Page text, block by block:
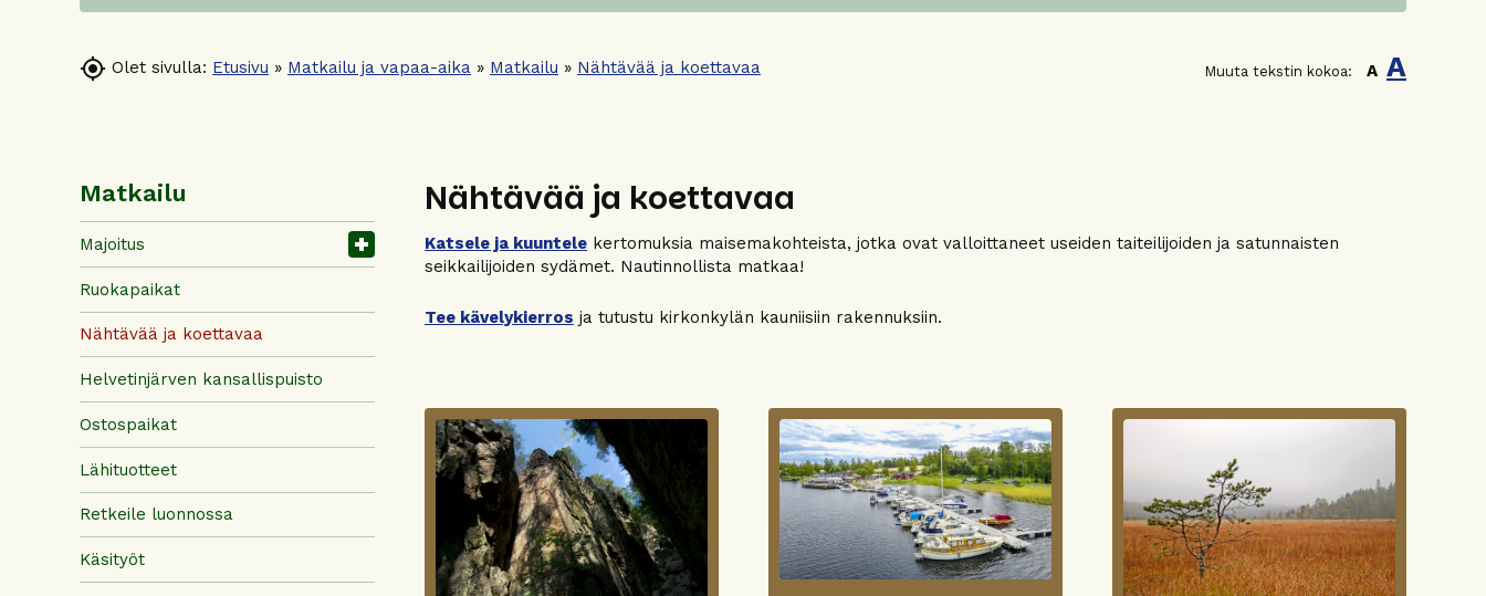
 Olet sivulla: Etusivu » Matkailu ja vapaa-aika » Matkailu » Nähtävää ja koettavaa Muuta tekstin kokoa: A A
Matkailu
Majoitus
Ruokapaikat
Nähtävää ja koettavaa
Helvetinjärven kansallispuisto
Ostospaikat
Lähituotteet
Retkeile luonnossa
Käsityöt
Nähtävää ja koettavaa
Katsele ja kuuntele kertomuksia maisemakohteista, jotka ovat valloittaneet useiden taiteilijoiden ja satunnaisten
seikkailijoiden sydämet. Nautinnollista matkaa!
Tee kävelykierros ja tutustu kirkonkylän kauniisiin rakennuksiin.